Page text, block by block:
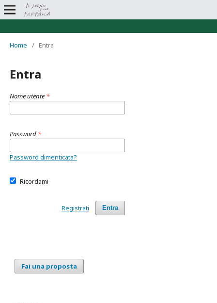
Home / Entra
Entra
Nome utente *
Password *
Password dimenticata?
Ricordami
Entra
Registrati
Fai una proposta